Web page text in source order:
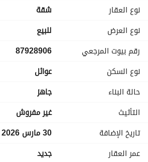
المضمونة
نوع العقار
شقة
نوع العرض
للبيع
رقم بيوت المرجعي
87928906
نوع السكن
عوائل
حالة البناء
جاهز
التأثيث
غير مفروش
تاريخ الإضافة
30 مارس 2026
عمر العقار
جديد